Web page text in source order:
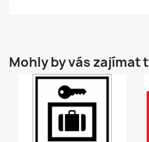
Mohly by vás zajímat